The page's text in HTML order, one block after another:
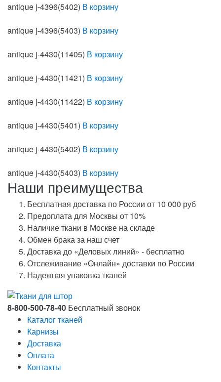
antique j-4396(5402) В корзину
antique j-4396(5403) В корзину
antique j-4430(11405) В корзину
antique j-4430(11421) В корзину
antique j-4430(11422) В корзину
antique j-4430(5401) В корзину
antique j-4430(5402) В корзину
antique j-4430(5403) В корзину
Наши преимущества
Бесплатная доставка по России от 10 000 руб
Предоплата для Москвы от 10%
Наличие ткани в Москве на складе
Обмен брака за наш счет
Доставка до «Деловых линий» - бесплатно
Отслеживание «Онлайн» доставки по России
Надежная упаковка тканей
8-800-500-78-40 Бесплатный звонок
Каталог тканей
Карнизы
Доставка
Оплата
Контакты